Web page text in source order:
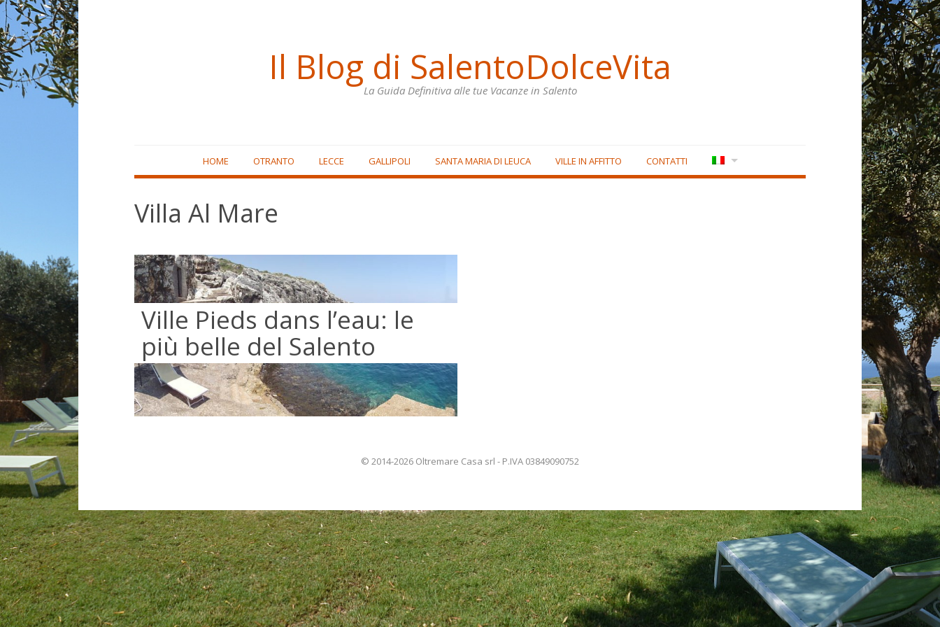
Il Blog di SalentoDolceVita
La Guida Definitiva alle tue Vacanze in Salento
content
HOME OTRANTO LECCE GALLIPOLI SANTA MARIA DI LEUCA VILLE IN AFFITTO CONTATTI
Villa Al Mare
Ville Pieds dans l’eau: le
più belle del Salento
© 2014-2026 Oltremare Casa srl - P.IVA 03849090752